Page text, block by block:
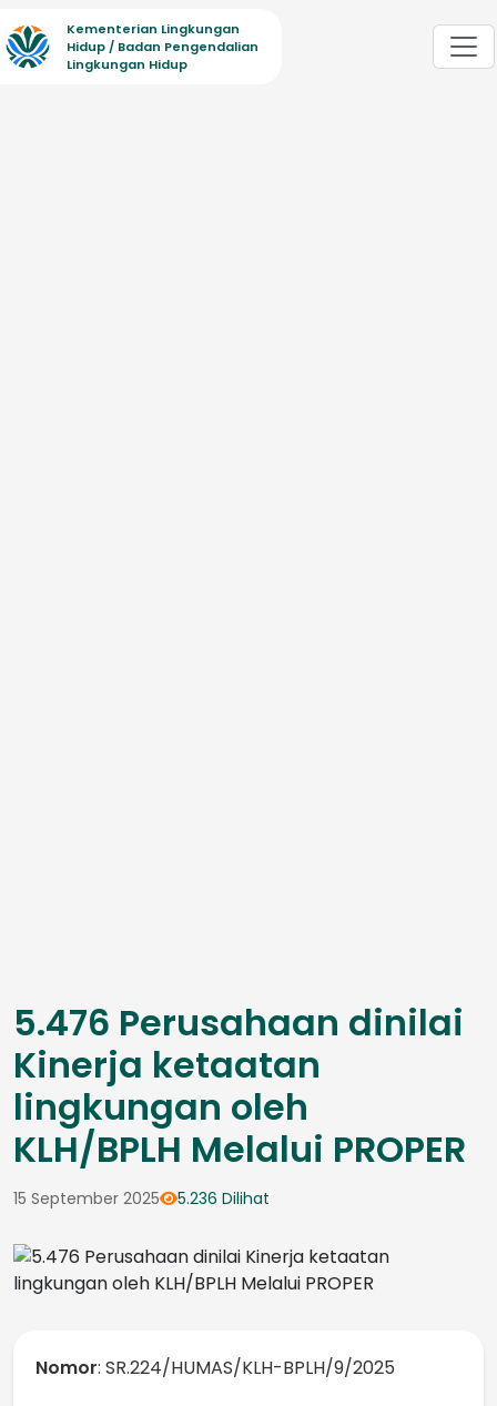
Kementerian Lingkungan
Hidup / Badan Pengendalian
Lingkungan Hidup
5.476 Perusahaan dinilai
Kinerja ketaatan
lingkungan oleh
KLH/BPLH Melalui PROPER
15 September 2025 5.236 Dilihat
Nomor: SR.224/HUMAS/KLH-BPLH/9/2025